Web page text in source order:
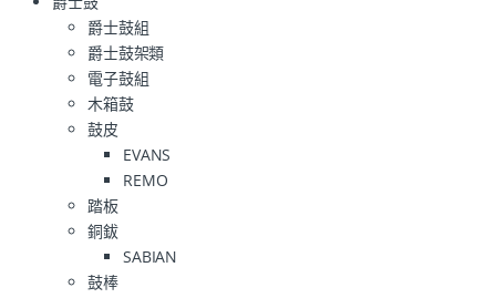
爵士鼓組
爵士鼓架類
電子鼓組
木箱鼓
鼓皮
EVANS
REMO
踏板
銅鈸
SABIAN
鼓棒